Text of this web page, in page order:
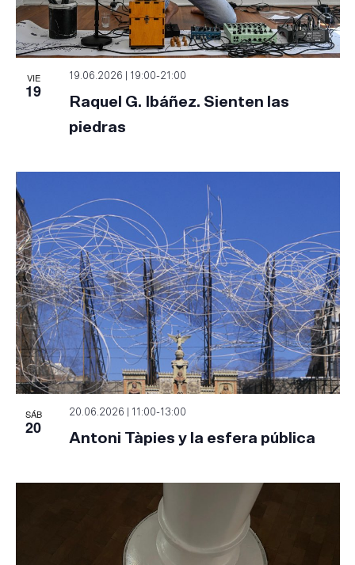
VIE
19
19.06.2026 | 19:00-21:00
Raquel G. Ibáñez. Sienten las
piedras
SÁB
20
20.06.2026 | 11:00-13:00
Antoni Tàpies y la esfera pública